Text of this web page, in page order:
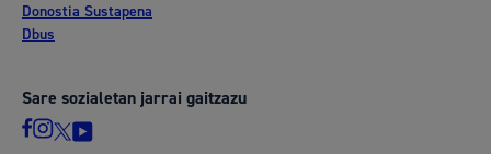
Donostia Sustapena
Dbus
Sare sozialetan jarrai gaitzazu